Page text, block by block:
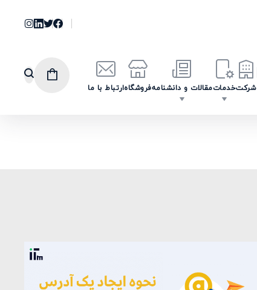
شرکتخدماتمقالات و دانشنامهفروشگاهارتباط با ما